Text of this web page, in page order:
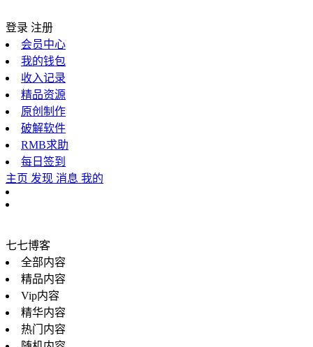
登录 注册
会员中心
我的钱包
收入记录
精品资源
原创制作
破解软件
RMB求助
每日签到
主页 发现 消息 我的
七七博客
全部内容
精品内容
Vip内容
精华内容
热门内容